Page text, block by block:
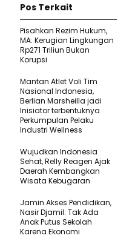
Pos Terkait
Pisahkan Rezim Hukum,
MA: Kerugian Lingkungan
Rp271 Triliun Bukan
Korupsi
Mantan Atlet Voli Tim
Nasional Indonesia,
Berlian Marsheilla jadi
Inisiator terbentuknya
Perkumpulan Pelaku
Industri Wellness
Wujudkan Indonesia
Sehat, Relly Reagen Ajak
Daerah Kembangkan
Wisata Kebugaran
Jamin Akses Pendidikan,
Nasir Djamil: Tak Ada
Anak Putus Sekolah
Karena Ekonomi